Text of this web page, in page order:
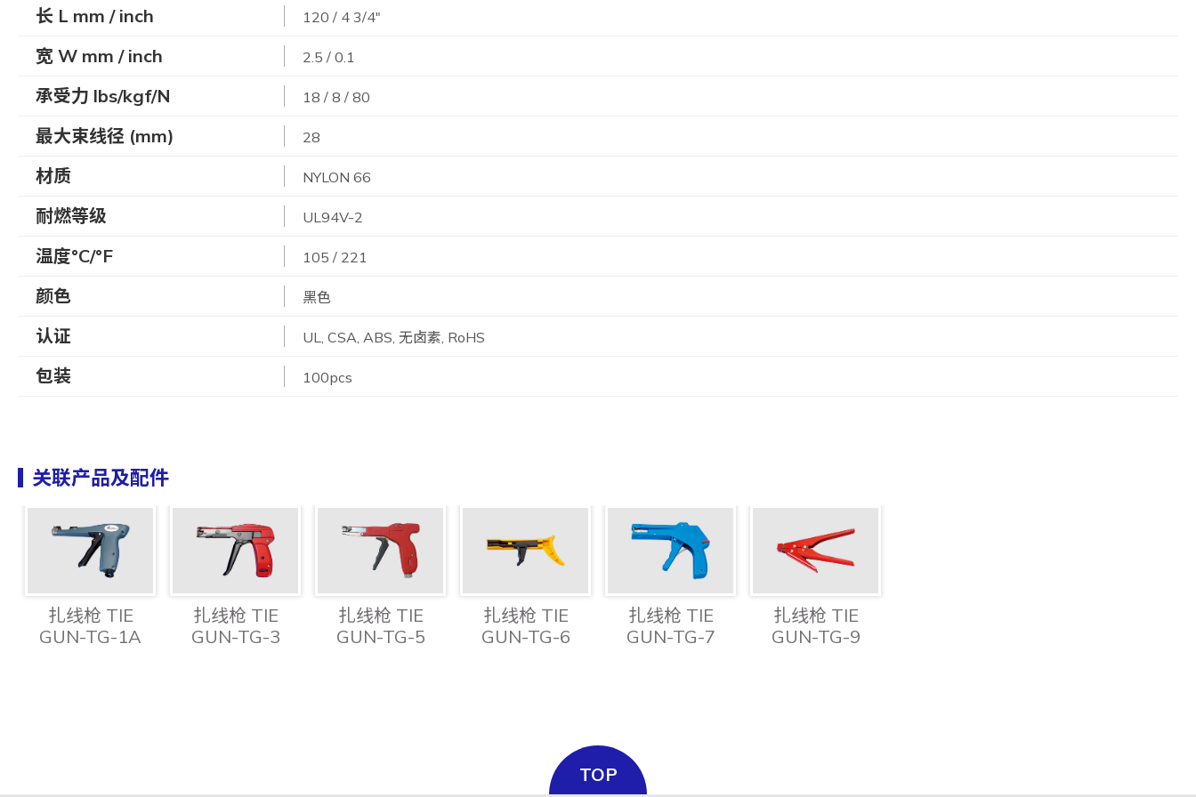
长 L mm / inch 120 / 4 3/4"
宽 W mm / inch 2.5 / 0.1
承受力 lbs/kgf/N 18 / 8 / 80
最大束线径 (mm) 28
材质 NYLON 66
耐燃等级 UL94V-2
温度°C/°F 105 / 221
颜色 黑色
认证 UL, CSA, ABS, 无卤素, RoHS
包装 100pcs
关联产品及配件
扎线枪 TIE
GUN-TG-1A
扎线枪 TIE
GUN-TG-3
扎线枪 TIE
GUN-TG-5
扎线枪 TIE
GUN-TG-6
扎线枪 TIE
GUN-TG-7
扎线枪 TIE
GUN-TG-9
TOP